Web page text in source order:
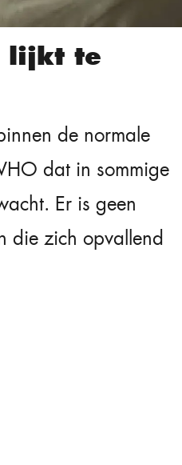
lijkt te
de normale
dat in sommige
Er is geen
die zich opvallend